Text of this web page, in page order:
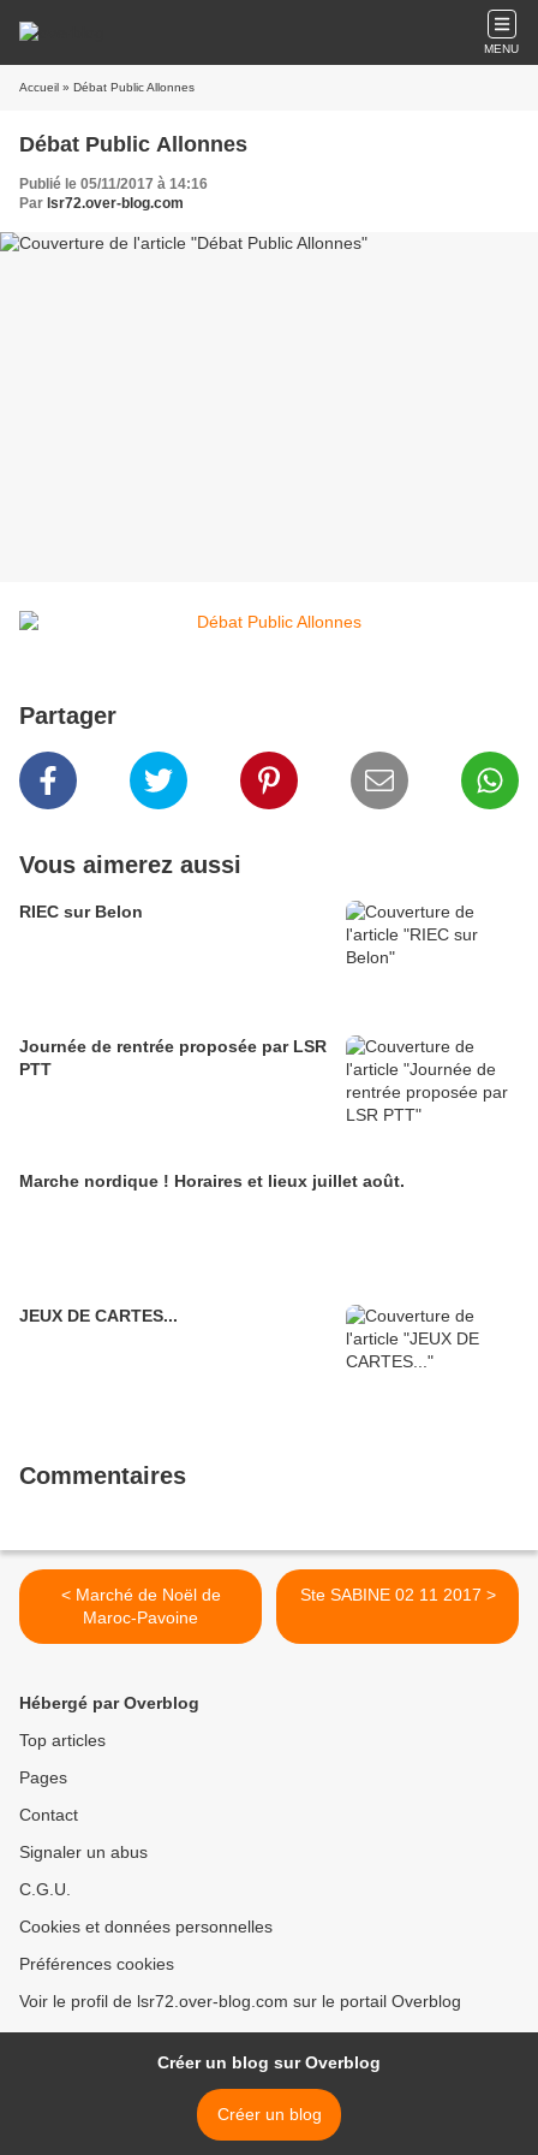
MENU
Accueil » Débat Public Allonnes
Débat Public Allonnes
Publié le 05/11/2017 à 14:16
Par lsr72.over-blog.com
Partager
Vous aimerez aussi
RIEC sur Belon
Journée de rentrée proposée par LSR
PTT
Marche nordique ! Horaires et lieux juillet août.
JEUX DE CARTES...
Commentaires
< Marché de Noël de
Maroc-Pavoine
Ste SABINE 02 11 2017 >
Hébergé par Overblog
Top articles
Pages
Contact
Signaler un abus
C.G.U.
Cookies et données personnelles
Préférences cookies
Voir le profil de lsr72.over-blog.com sur le portail Overblog
Créer un blog sur Overblog
Créer un blog